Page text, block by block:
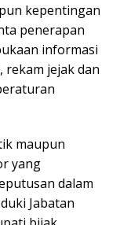
kepentingan
penerapan
informasi
rekam jejak dan
maupun
yang
dalam
Jabatan